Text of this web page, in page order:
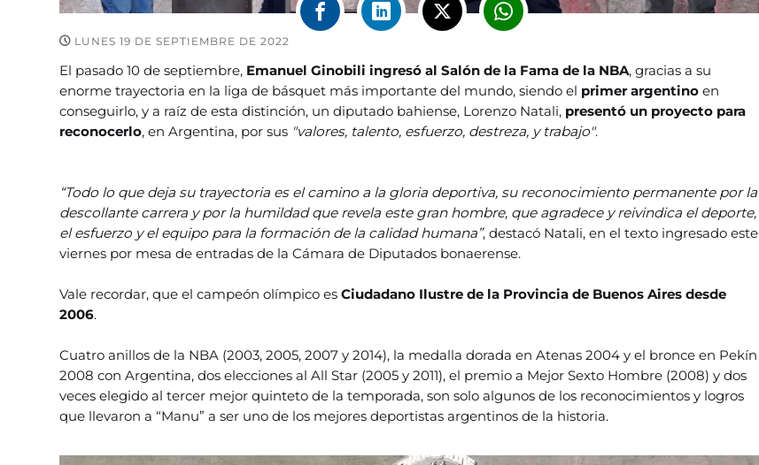
LUNES 19 DE SEPTIEMBRE DE 2022
El pasado 10 de septiembre, Emanuel Ginobili ingresó al Salón de la Fama de la NBA, gracias a su
enorme trayectoria en la liga de básquet más importante del mundo, siendo el primer argentino en
conseguirlo, y a raíz de esta distinción, un diputado bahiense, Lorenzo Natali, presentó un proyecto para
reconocerlo, en Argentina, por sus "valores, talento, esfuerzo, destreza, y trabajo".
“Todo lo que deja su trayectoria es el camino a la gloria deportiva, su reconocimiento permanente por la
descollante carrera y por la humildad que revela este gran hombre, que agradece y reivindica el deporte,
el esfuerzo y el equipo para la formación de la calidad humana”, destacó Natali, en el texto ingresado este
viernes por mesa de entradas de la Cámara de Diputados bonaerense.
Vale recordar, que el campeón olímpico es Ciudadano Ilustre de la Provincia de Buenos Aires desde
2006.
Cuatro anillos de la NBA (2003, 2005, 2007 y 2014), la medalla dorada en Atenas 2004 y el bronce en Pekín
2008 con Argentina, dos elecciones al All Star (2005 y 2011), el premio a Mejor Sexto Hombre (2008) y dos
veces elegido al tercer mejor quinteto de la temporada, son solo algunos de los reconocimientos y logros
que llevaron a “Manu” a ser uno de los mejores deportistas argentinos de la historia.